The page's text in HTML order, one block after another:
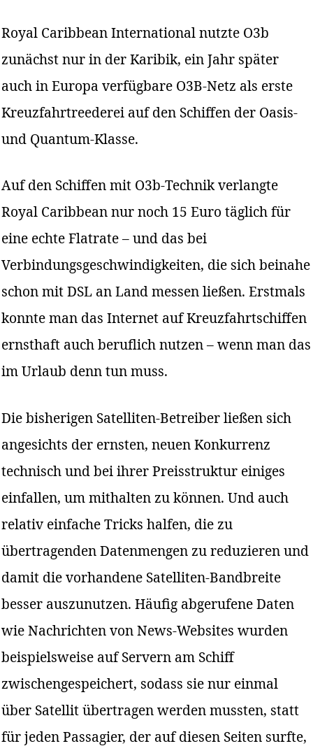
Royal Caribbean International nutzte O3b
zunächst nur in der Karibik, ein Jahr später
auch in Europa verfügbare O3B-Netz als erste
Kreuzfahrtreederei auf den Schiffen der Oasis-
und Quantum-Klasse.
Auf den Schiffen mit O3b-Technik verlangte
Royal Caribbean nur noch 15 Euro täglich für
eine echte Flatrate – und das bei
Verbindungsgeschwindigkeiten, die sich beinahe
schon mit DSL an Land messen ließen. Erstmals
konnte man das Internet auf Kreuzfahrtschiffen
ernsthaft auch beruflich nutzen – wenn man das
im Urlaub denn tun muss.
Die bisherigen Satelliten-Betreiber ließen sich
angesichts der ernsten, neuen Konkurrenz
technisch und bei ihrer Preisstruktur einiges
einfallen, um mithalten zu können. Und auch
relativ einfache Tricks halfen, die zu
übertragenden Datenmengen zu reduzieren und
damit die vorhandene Satelliten-Bandbreite
besser auszunutzen. Häufig abgerufene Daten
wie Nachrichten von News-Websites wurden
beispielsweise auf Servern am Schiff
zwischengespeichert, sodass sie nur einmal
über Satellit übertragen werden mussten, statt
für jeden Passagier, der auf diesen Seiten surfte,